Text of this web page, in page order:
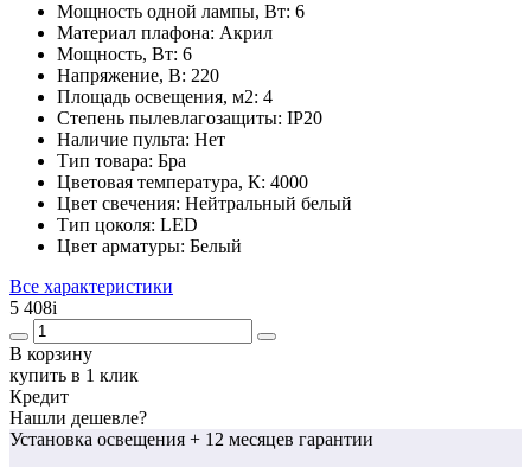
Мощность одной лампы, Вт: 6
Материал плафона: Акрил
Мощность, Вт: 6
Напряжение, В: 220
Площадь освещения, м2: 4
Степень пылевлагозащиты: IP20
Наличие пульта: Нет
Тип товара: Бра
Цветовая температура, К: 4000
Цвет свечения: Нейтральный белый
Тип цоколя: LED
Цвет арматуры: Белый
Все характеристики
5 408i
В корзину
купить в 1 клик
Кредит
Нашли дешевле?
Установка освещения + 12 месяцев гарантии